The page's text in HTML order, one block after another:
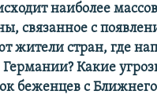
наиболее
связанное с
жители стран, где
Какие
беженцев с